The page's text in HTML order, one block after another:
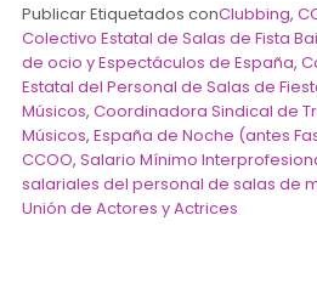
Publicar Etiquetados conClubbing,
Colectivo Estatal de Salas de Fista
de ocio y Espectáculos de España,
Estatal del Personal de Salas de
Músicos,Coordinadora Sindical de
Músicos,España de Noche (antes
CCOO,Salario Mínimo
salariales del personal de salas de
Unión de Actores y Actrices